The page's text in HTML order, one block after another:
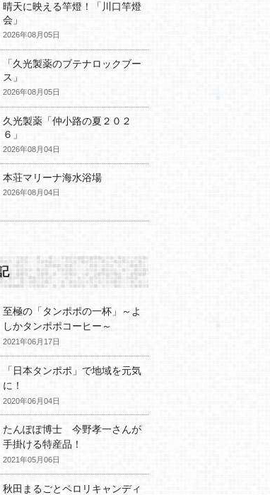
晴天に映える竿燈！「川口竿燈
会」
2026年08月05日
「久光製薬のブテナロックブー
ス」
2026年08月05日
久光製薬「仲小路の夏２０２
６」
2026年08月04日
本荘マリーナ海水浴場
2026年08月04日
至極の「タンポポの一杯」～よ
しかタンポポコーヒー～
2021年06月17日
「日本タンポポ」で地域を元気
に！
2020年06月04日
たんぽぽ博士 今野孝一さんが
手掛ける特産品！
2021年05月06日
秋田まるごとペロリキャンディ